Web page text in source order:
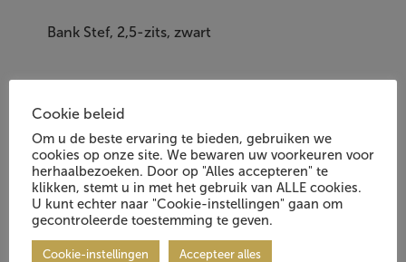
Bank Stef, 2,5-zits, zwart
Cookie beleid
Om u de beste ervaring te bieden, gebruiken we
cookies op onze site. We bewaren uw voorkeuren voor
herhaalbezoeken. Door op "Alles accepteren" te
klikken, stemt u in met het gebruik van ALLE cookies.
U kunt echter naar "Cookie-instellingen" gaan om
gecontroleerde toestemming te geven.
Cookie-instellingen Accepteer alles